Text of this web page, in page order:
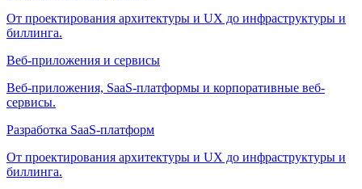
От проектирования архитектуры и UX до инфраструктуры и
биллинга.
Веб-приложения и сервисы
Веб-приложения, SaaS-платформы и корпоративные веб-
сервисы.
Разработка SaaS-платформ
От проектирования архитектуры и UX до инфраструктуры и
биллинга.